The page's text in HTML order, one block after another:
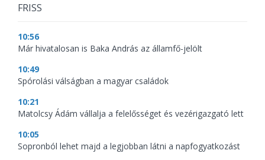
FRISS
10:56
Már hivatalosan is Baka András az államfő-jelölt
10:49
Spórolási válságban a magyar családok
10:21
Matolcsy Ádám vállalja a felelősséget és vezérigazgató lett
10:05
Sopronból lehet majd a legjobban látni a napfogyatkozást